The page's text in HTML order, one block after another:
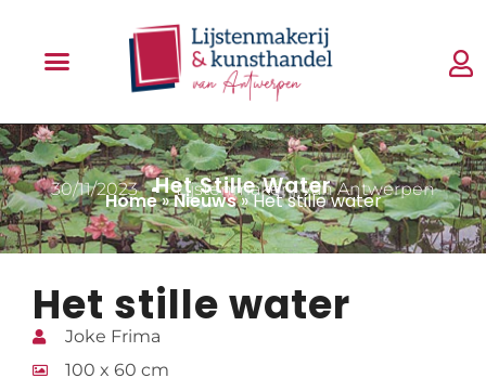
Het Stille Water
30/11/2023 Lijstenmakerij Van Antwerpen
Home»Nieuws»Het stille water
Het stille water
Joke Frima
100 x 60 cm